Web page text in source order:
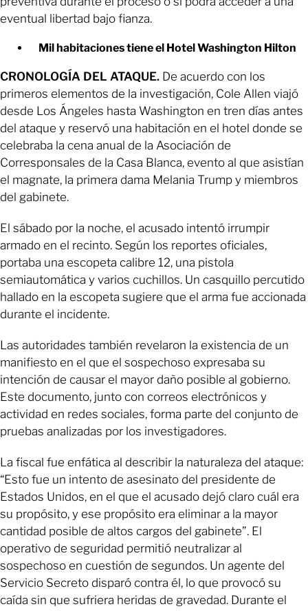
eventual libertad bajo fianza.
Mil habitaciones tiene el Hotel Washington Hilton
CRONOLOGÍA DEL ATAQUE. De acuerdo con los
primeros elementos de la investigación, Cole Allen viajó
desde Los Ángeles hasta Washington en tren días antes
del ataque y reservó una habitación en el hotel donde se
celebraba la cena anual de la Asociación de
Corresponsales de la Casa Blanca, evento al que asistían
el magnate, la primera dama Melania Trump y miembros
del gabinete.
El sábado por la noche, el acusado intentó irrumpir
armado en el recinto. Según los reportes oficiales,
portaba una escopeta calibre 12, una pistola
semiautomática y varios cuchillos. Un casquillo percutido
hallado en la escopeta sugiere que el arma fue accionada
durante el incidente.
Las autoridades también revelaron la existencia de un
manifiesto en el que el sospechoso expresaba su
intención de causar el mayor daño posible al gobierno.
Este documento, junto con correos electrónicos y
actividad en redes sociales, forma parte del conjunto de
pruebas analizadas por los investigadores.
La fiscal fue enfática al describir la naturaleza del ataque:
“Esto fue un intento de asesinato del presidente de
Estados Unidos, en el que el acusado dejó claro cuál era
su propósito, y ese propósito era eliminar a la mayor
cantidad posible de altos cargos del gabinete”. El
operativo de seguridad permitió neutralizar al
sospechoso en cuestión de segundos. Un agente del
Servicio Secreto disparó contra él, lo que provocó su
caída sin que sufriera heridas de gravedad. Durante el